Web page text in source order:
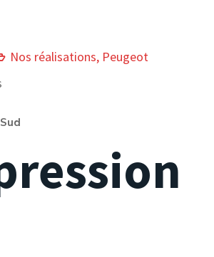
Nos réalisations, Peugeot